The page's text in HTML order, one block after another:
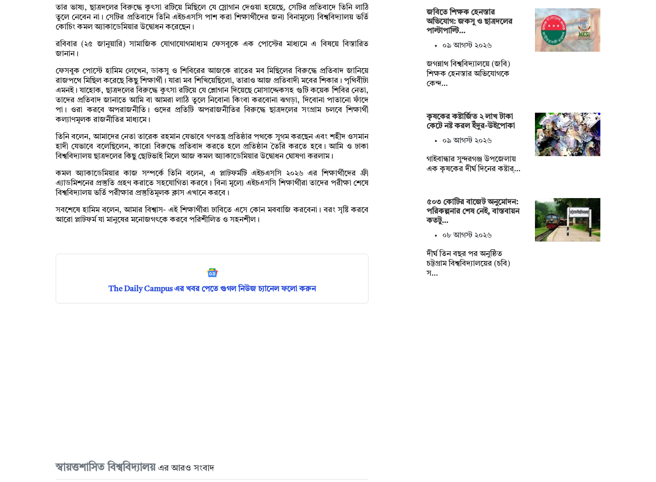
তার ভাষ্য, ছাত্রদলের বিরুদ্ধে কুৎসা রটিয়ে মিছিলে যে স্লোগান দেওয়া হয়েছে, সেটির প্রতিবাদে তিনি লাঠি
তুলে নেবেন না। সেটির প্রতিবাদে তিনি এইচএসসি পাশ করা শিক্ষার্থীদের জন্য বিনামূল্যে বিশ্ববিদ্যালয় ভর্তি
কোচিং কমল অ্যাকাডেমিয়ার উদ্বোধন করেছেন।
রবিবার (২৫ জানুয়ারি) সামাজিক যোগাযোগমাধ্যম ফেসবুকে এক পোস্টের মাধ্যমে এ বিষয়ে বিস্তারিত
জানান।
ফেসবুক পোস্টে হামিম লেখেন, ডাকসু ও শিবিরের আজকে রাতের মব মিছিলের বিরুদ্ধে প্রতিবাদ জানিয়ে
রাজপথে মিছিল করেছে কিছু শিক্ষার্থী। যারা মব শিখিয়েছিলো, তারাও আজ প্রতিবাদী মবের শিকার। পৃথিবীটা
এমনই। যাহোক, ছাত্রদলের বিরুদ্ধে কুৎসা রটিয়ে যে শ্লোগান দিয়েছে মোসাদ্দেকসহ গুটি কয়েক শিবির নেতা,
তাদের প্রতিবাদ জানাতে আমি বা আমরা লাঠি তুলে নিবোনা কিংবা করবোনা ঝগড়া, দিবোনা পাতানো ফাঁদে
পা। ওরা করবে অপরাজনীতি। ওদের প্রতিটি অপরাজনীতির বিরুদ্ধে ছাত্রদলের সংগ্রাম চলবে শিক্ষার্থী
কল‍্যাণমূলক রাজনীতির মাধ‍্যমে।
তিনি বলেন, আমাদের নেতা তারেক রহমান যেভাবে গণতন্ত্র প্রতিষ্ঠার পথকে সুগম করছেন এবং শহীদ ওসমান
হাদী যেভাবে বলেছিলেন, কারো বিরুদ্ধে প্রতিবাদ করতে হলে প্রতিষ্ঠান তৈরি করতে হবে। আমি ও ঢাকা
বিশ্ববিদ্যালয় ছাত্রদলের কিছু ছোটভাই মিলে আজ কমল অ্যাকাডেমিয়ার উদ্বোধন ঘোষণা করলাম।
কমল অ্যাকাডেমিয়ার কাজ সম্পর্কে তিনি বলেন, এ প্লাটফর্মটি এইচএসসি ২০২৬ এর শিক্ষার্থীদের ফ্রী
এ‍্যাডমিশনের প্রস্তুতি গ্রহণ করাতে সহযোগিতা করবে। বিনা মূল‍্যে এইচএসসি শিক্ষার্থীরা তাদের পরীক্ষা শেষে
বিশ্ববিদ্যালয় ভর্তি পরীক্ষার প্রস্তুতিমূলক ক্লাস এখানে করবে।
সবশেষে হামিম বলেন, আমার বিশ্বাস- এই শিক্ষার্থীরা ঢাবিতে এসে কোন মববাজি করবেনা। বরং সৃষ্টি করবে
আরো প্লাটফর্ম যা মানুষের মনোজগৎকে করবে পরিশীলিত ও সহনশীল।
The Daily Campus এর খবর পেতে গুগল নিউজ চ্যানেল ফলো করুন
স্বায়ত্তশাসিত বিশ্ববিদ্যালয় এর আরও সংবাদ
জবিতে শিক্ষক হেনস্তার
অভিযোগ: জকসু ও ছাত্রদলের
পাল্টাপাল্টি…
০৯ আগস্ট ২০২৬
জগন্নাথ বিশ্ববিদ্যালয়ে (জবি)
শিক্ষক হেনস্তার অভিযোগকে
কেন্দ…
কৃষকের কষ্টার্জিত ২ লাখ টাকা
কেটে নষ্ট করল ইঁদুর-উইপোকা
০৯ আগস্ট ২০২৬
গাইবান্ধার সুন্দরগঞ্জ উপজেলায়
এক কৃষকের দীর্ঘ দিনের কষ্টার্…
৫০৩ কোটির বাজেট অনুমোদন:
পরিকল্পনার শেষ নেই, বাস্তবায়ন
কতটু…
০৮ আগস্ট ২০২৬
দীর্ঘ তিন বছর পর অনুষ্ঠিত
চট্টগ্রাম বিশ্ববিদ্যালয়ের (চবি)
স…